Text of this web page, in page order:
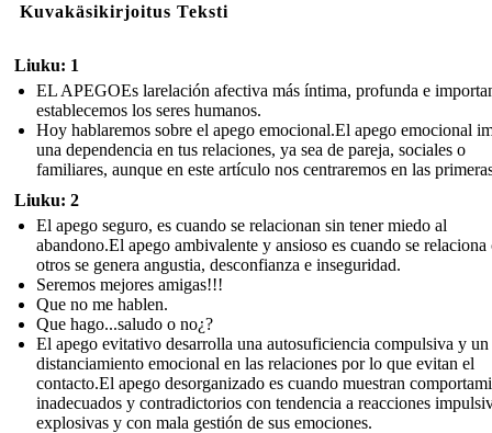
Kuvakäsikirjoitus Teksti
Liuku: 1
EL APEGOEs larelación afectiva más íntima, profunda e
establecemos los seres humanos.
Hoy hablaremos sobre el apego emocional.El apego emocional
una dependencia en tus relaciones, ya sea de pareja, sociales o
familiares, aunque en este artículo nos centraremos en las
Liuku: 2
El apego seguro, es cuando se relacionan sin tener miedo al
abandono.El apego ambivalente y ansioso es cuando se relaciona
otros se genera angustia, desconfianza e inseguridad.
Seremos mejores amigas!!!
Que no me hablen.
Que hago...saludo o no¿?
El apego evitativo desarrolla una autosuficiencia compulsiva y un
distanciamiento emocional en las relaciones por lo que evitan el
contacto.El apego desorganizado es cuando muestran
inadecuados y contradictorios con tendencia a reacciones
explosivas y con mala gestión de sus emociones.